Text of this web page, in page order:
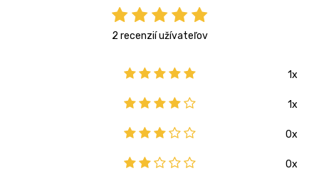
2 recenzií užívateľov
1x
1x
0x
0x